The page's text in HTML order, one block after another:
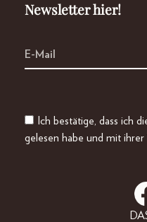
Newsletter hier!
Ich bestätige, dass ich
gelesen habe und mit